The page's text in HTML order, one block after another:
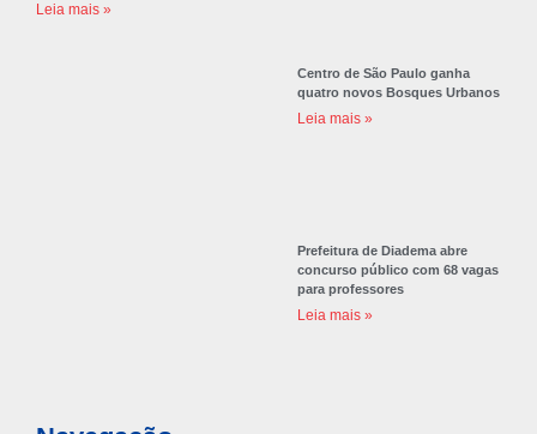
Leia mais »
Centro de São Paulo ganha
quatro novos Bosques Urbanos
Leia mais »
Prefeitura de Diadema abre
concurso público com 68 vagas
para professores
Leia mais »